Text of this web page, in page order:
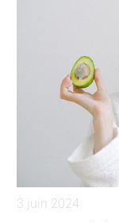
3 juin 2024